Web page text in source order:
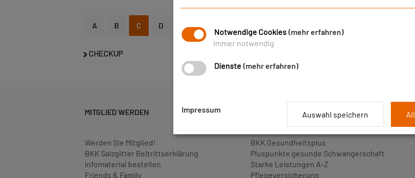
A B C D
CHECKUP
MITGLIED WERDEN
Werden Sie Mitglied!
BKK Salzgitter Beitrittserklärung
Infomaterial bestellen
Friends & Family
BKK SALZGITTER LEISTUNGSVORTEILE
BKK Gesundheitsplus
Pluspunkte gesunde Schwangerschaft
Starke Leistungen A-Z
Pflegeversicherung
Notwendige Cookies (mehr erfahren)
Immer notwendig
Dienste (mehr erfahren)
Auswahl speichern
Impressum